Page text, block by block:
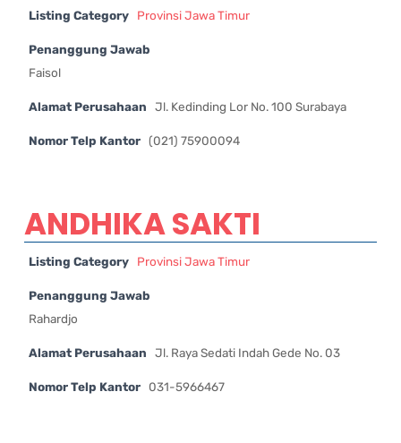
Listing Category Provinsi Jawa Timur
Penanggung Jawab
Faisol
Alamat Perusahaan Jl. Kedinding Lor No. 100 Surabaya
Nomor Telp Kantor (021) 75900094
ANDHIKA SAKTI
Listing Category Provinsi Jawa Timur
Penanggung Jawab
Rahardjo
Alamat Perusahaan Jl. Raya Sedati Indah Gede No. 03
Nomor Telp Kantor 031-5966467